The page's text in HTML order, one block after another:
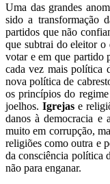
Uma das grandes
sido a transformação
partidos que não
que subtrai do eleitor o
votar e em que partido
cada vez mais política
nova política de
os princípios do
joelhos. Igrejase
danos à democracia e
muito em corrupção,
religiões como outra e
da consciência política
não para enganar.